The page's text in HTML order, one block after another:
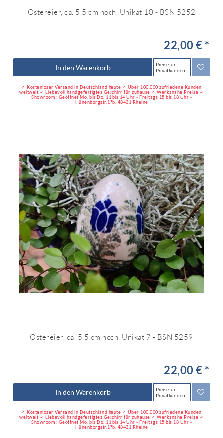
Ostereier, ca. 5,5 cm hoch, Unikat 10 - BSN 5252
22,00 € *
In den Warenkorb
Preise für
Privatkunden
✓ Kostenloser Versand in Deutschland heute ✓ Über 100.000 zufriedene Kunden
weltweit ✓ Liebevoll handgefertigtes Geschirr für zuhause ✓ Werksnahe Preise ✓
Showroom : Geöffnet Mo. bis Do. 11 bis 14 Uhr - Freitags 15 bis 18 Uhr -
Hünenborgstr.17b, 48431 Rheine
Ostereier, ca. 5,5 cm hoch, Unikat 7 - BSN 5259
22,00 € *
In den Warenkorb
Preise für
Privatkunden
✓ Kostenloser Versand in Deutschland heute ✓ Über 100.000 zufriedene Kunden
weltweit ✓ Liebevoll handgefertigtes Geschirr für zuhause ✓ Werksnahe Preise ✓
Showroom : Geöffnet Mo. bis Do. 11 bis 14 Uhr - Freitags 15 bis 18 Uhr -
Hünenborgstr.17b, 48431 Rheine